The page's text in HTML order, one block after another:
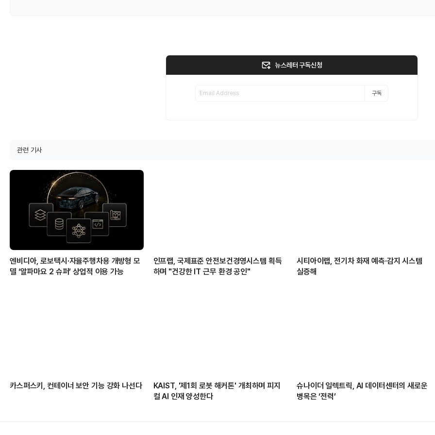
뉴스레터 구독신청
구독
관련 기사
엔비디아, 로보택시·자율주행차용 개방형 모
델 ‘알파마요 2 슈퍼’ 상업적 이용 가능
인프랩, 국제표준 안전보건경영시스템 획득
하며 "건강한 IT 근무 환경 공인"
시티아이랩, 전기차 화재 예측·감지 시스템
실증해
카스퍼스키, 컨테이너 보안 기능 강화 나선다
KAIST, '제1회 로봇 해커톤' 개최하며 피지
컬 AI 인재 양성한다
슈나이더 일렉트릭, AI 데이터센터의 새로운
병목은 ‘전력’